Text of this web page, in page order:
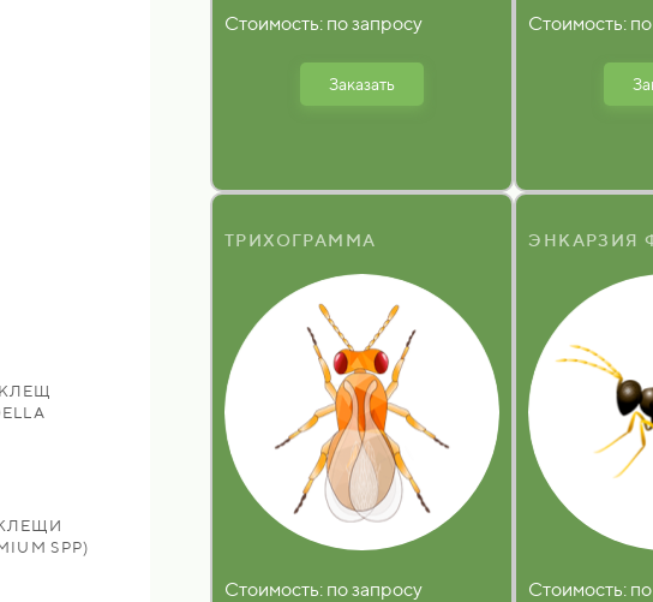
SPP)
Стоимость: по запросу
Заказать
Стоимость:
ТРИХОГРАММА
Стоимость: по запросу
ЭНКАРЗИЯ
Стоимость: